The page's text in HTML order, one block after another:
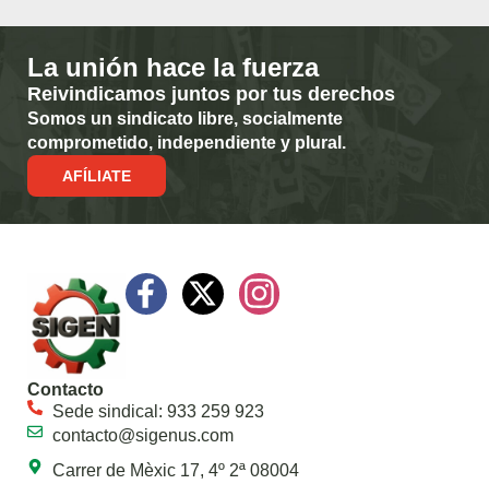
La unión hace la fuerza
Reivindicamos juntos por tus derechos
Somos un sindicato libre, socialmente
comprometido, independiente y plural.
AFÍLIATE
Contacto
Sede sindical: 933 259 923
contacto@sigenus.com
Carrer de Mèxic 17, 4º 2ª 08004